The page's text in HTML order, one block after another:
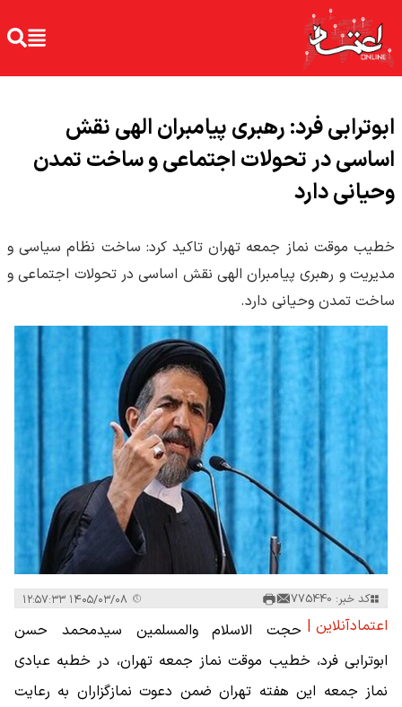
ابوترابی فرد: رهبری پیامبران الهی نقش
اساسی در تحولات اجتماعی و ساخت تمدن
وحیانی دارد
خطیب موقت نماز جمعه تهران تاکید کرد: ساخت نظام سیاسی و
مدیریت و رهبری پیامبران الهی نقش اساسی در تحولات اجتماعی و
ساخت تمدن وحیانی دارد.
کد خبر: 775440
اعتمادآنلاین | حجت الاسلام والمسلمین سیدمحمد حسن
ابوترابی فرد، خطیب موقت نماز جمعه تهران، در خطبه عبادی
نماز جمعه این هفته تهران ضمن دعوت نمازگزاران به رعایت